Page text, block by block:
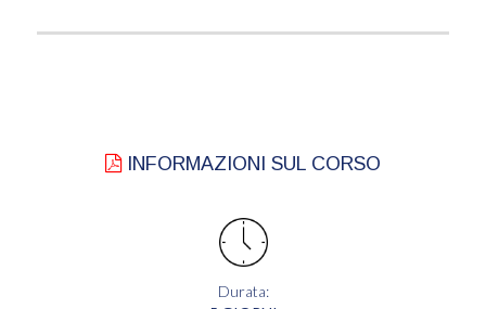
INFORMAZIONI SUL CORSO
Durata: